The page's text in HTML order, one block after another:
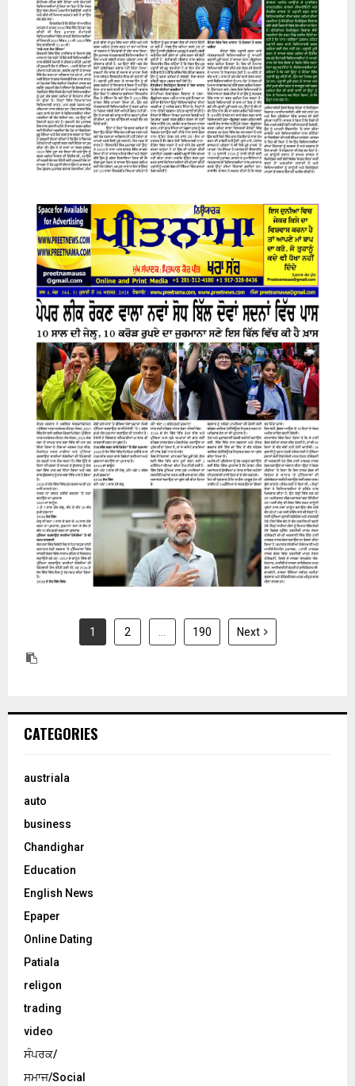
07 August 2026
31 July 2026
1 2 190 Next
CATEGORIES
austriala
auto
business
Chandighar
Education
English News
Epaper
Online Dating
Patiala
religon
trading
video
ਸੰਪਰਕ/
ਸਮਾਜ/Social